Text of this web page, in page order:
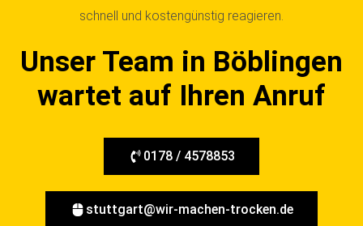
schnell und kostengünstig reagieren.
Unser Team in Böblingen
wartet auf Ihren Anruf
0178 / 4578853
stuttgart@wir-machen-trocken.de